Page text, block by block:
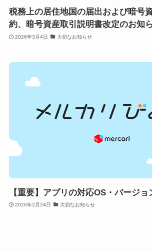
税務上の居住地国の届出および暗号
約、暗号資産取引説明書改定のお知
2026年3月4日 大切なお知らせ
【重要】アプリの対応OS・バージョ
2026年2月24日 大切なお知らせ